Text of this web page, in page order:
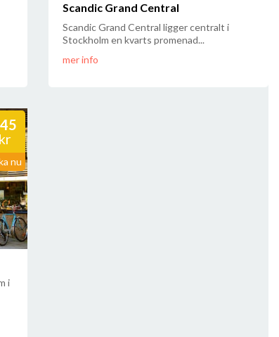
Scandic Grand Central
Scandic Grand Central ligger centralt i
Stockholm en kvarts promenad...
mer info
kr
nu
i